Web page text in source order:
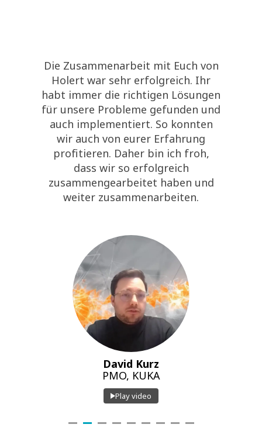
Die Zusammenarbeit mit Euch von
Holert war sehr erfolgreich. Ihr
habt immer die richtigen Lösungen
für unsere Probleme gefunden und
auch implementiert. So konnten
wir auch von eurer Erfahrung
profitieren. Daher bin ich froh,
dass wir so erfolgreich
zusammengearbeitet haben und
weiter zusammenarbeiten.
David Kurz
PMO, KUKA
Play video